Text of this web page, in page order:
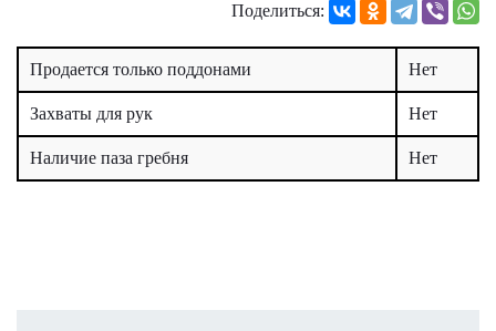
Поделиться:
Продается только поддонами Нет
Захваты для рук Нет
Наличие паза гребня Нет